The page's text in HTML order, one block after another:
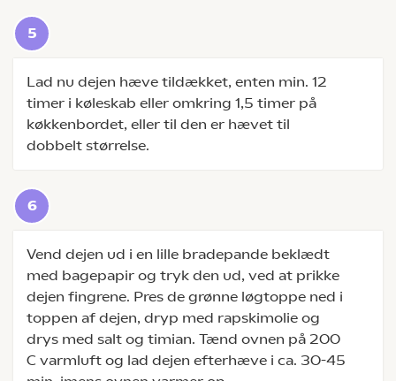
Lad nu dejen hæve tildækket, enten min. 12
timer i køleskab eller omkring 1,5 timer på
køkkenbordet, eller til den er hævet til
dobbelt størrelse.
Vend dejen ud i en lille bradepande beklædt
med bagepapir og tryk den ud, ved at prikke
dejen fingrene. Pres de grønne løgtoppe ned i
toppen af dejen, dryp med rapskimolie og
drys med salt og timian. Tænd ovnen på 200
C varmluft og lad dejen efterhæve i ca. 30-45